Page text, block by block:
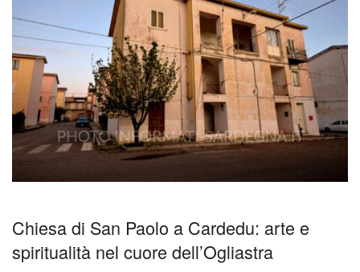
Chiesa di San Paolo a Cardedu: arte e
spiritualità nel cuore dell’Ogliastra